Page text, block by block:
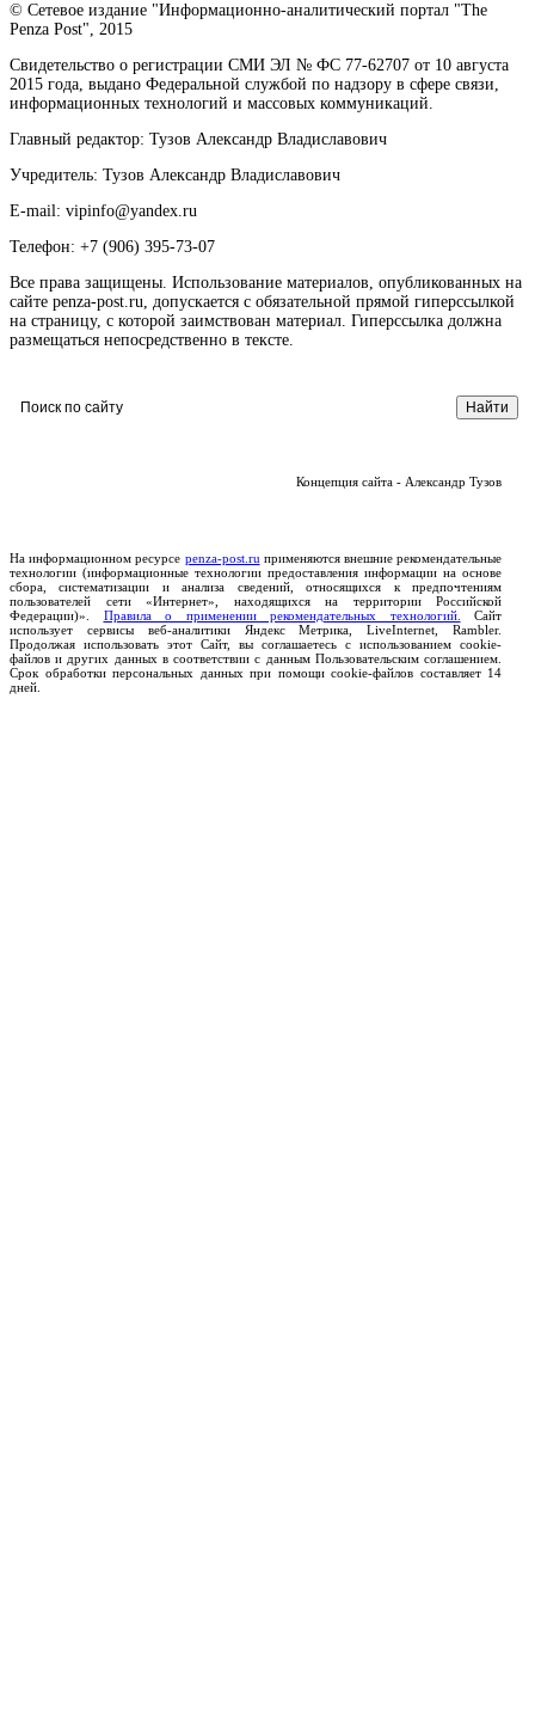
© Сетевое издание "Информационно-аналитический портал "The
Penza Post", 2015
Свидетельство о регистрации СМИ ЭЛ № ФС 77-62707 от 10 августа
2015 года, выдано Федеральной службой по надзору в сфере связи,
информационных технологий и массовых коммуникаций.
Главный редактор: Тузов Александр Владиславович
Учредитель: Тузов Александр Владиславович
E-mail: vipinfo@yandex.ru
Телефон: +7 (906) 395-73-07
Все права защищены. Использование материалов, опубликованных на
сайте penza-post.ru, допускается с обязательной прямой гиперссылкой
на страницу, с которой заимствован материал. Гиперссылка должна
размещаться непосредственно в тексте.
Концепция сайта - Александр Тузов
На информационном ресурсе penza-post.ru применяются внешние рекомендательные
технологии (информационные технологии предоставления информации на основе
сбора, систематизации и анализа сведений, относящихся к предпочтениям
пользователей сети «Интернет», находящихся на территории Российской
Федерации)». Правила о применении рекомендательных технологий.
Сайт
использует сервисы веб-аналитики Яндекс Метрика, LiveInternet, Rambler.
Продолжая использовать этот Сайт, вы соглашаетесь с использованием cookie-
файлов и других данных в соответствии с данным Пользовательским соглашением.
Срок обработки персональных данных при помощи cookie-файлов составляет 14
дней.